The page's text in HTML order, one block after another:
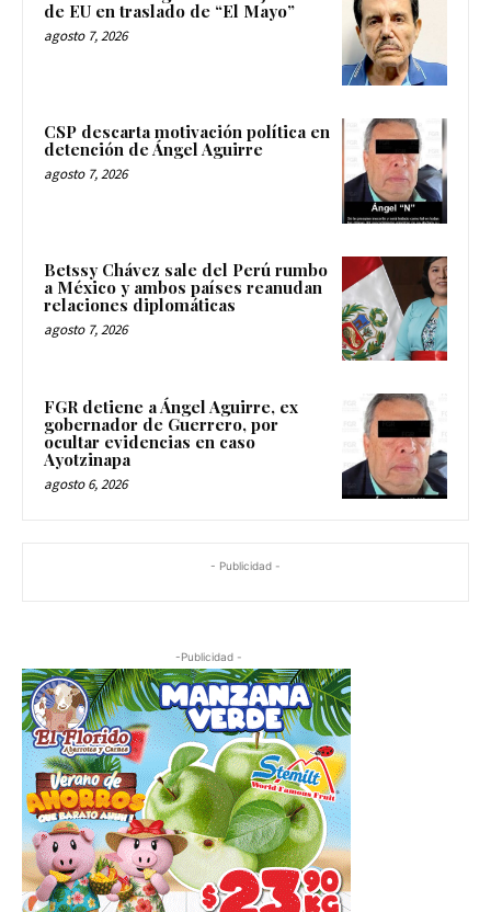
de EU en traslado de “El Mayo”
agosto 7, 2026
CSP descarta motivación política en
detención de Ángel Aguirre
agosto 7, 2026
Betssy Chávez sale del Perú rumbo
a México y ambos países reanudan
relaciones diplomáticas
agosto 7, 2026
FGR detiene a Ángel Aguirre, ex
gobernador de Guerrero, por
ocultar evidencias en caso
Ayotzinapa
agosto 6, 2026
- Publicidad -
-Publicidad -